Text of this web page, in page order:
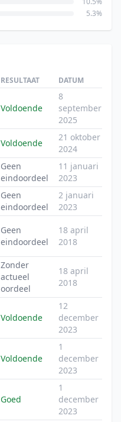
5.3%
RESULTAAT DATUM
Voldoende
8
september
2025
Voldoende
21 oktober
2024
Geen
eindoordeel
11 januari
2023
Geen
eindoordeel
2 januari
2023
Geen
eindoordeel
18 april
2018
Zonder
actueel
oordeel
18 april
2018
Voldoende
12
december
2023
Voldoende
1
december
2023
Goed
1
december
2023